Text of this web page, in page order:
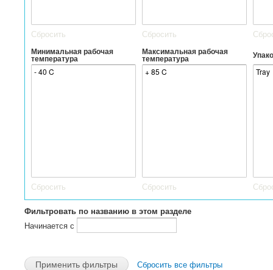
Сбросить Сбросить
Минимальная рабочая
температура
Сбросить
Максимальная рабочая
температура
Сбросить
Фильтровать по названию в этом разделе
Начинается с
Сбросить все фильтры